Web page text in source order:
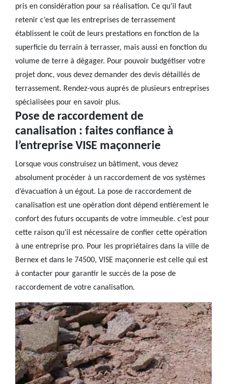
pris en considération pour sa réalisation. Ce qu’il faut
retenir c’est que les entreprises de terrassement
établissent le coût de leurs prestations en fonction de la
superficie du terrain à terrasser, mais aussi en fonction du
volume de terre à dégager. Pour pouvoir budgétiser votre
projet donc, vous devez demander des devis détaillés de
terrassement. Rendez-vous auprès de plusieurs entreprises
spécialisées pour en savoir plus.
Pose de raccordement de
canalisation : faites confiance à
l’entreprise VISE maçonnerie
Lorsque vous construisez un bâtiment, vous devez
absolument procéder à un raccordement de vos systèmes
d’évacuation à un égout. La pose de raccordement de
canalisation est une opération dont dépend entièrement le
confort des futurs occupants de votre immeuble. c’est pour
cette raison qu’il est nécessaire de confier cette opération
à une entreprise pro. Pour les propriétaires dans la ville de
Bernex et dans le 74500, VISE maçonnerie est celle qui est
à contacter pour garantir le succès de la pose de
raccordement de votre canalisation.